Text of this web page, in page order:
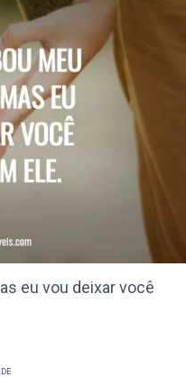
eu vou deixar você